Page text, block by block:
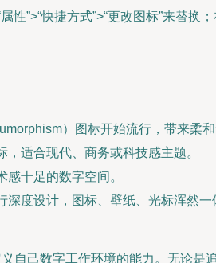
”>“快捷方式”>“更改图标”来替换
）图标开始流行，带来柔和
适合现代、商务或科技感主题。
十足的数字空间。
度设计，图标、壁纸、光标浑然一
自己数字工作环境的能力。无论是